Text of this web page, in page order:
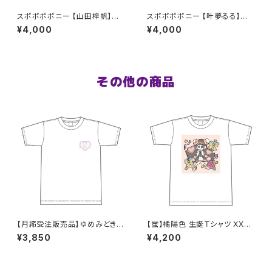
スポポポポニー 【山田梓帆】生
誕祭Tシャツ S〜XLサイズ
¥4,000
スポポポポニー 【叶夢るる】生
誕祭Tシャツ レッド S〜XLサイ
ズ
¥4,000
その他の商品
【月締受注販売品】ゆめみどきT
¥3,850
【蛍】橘陽色 生誕Ｔシャツ XX
L〜XXXLサイズ
¥4,200